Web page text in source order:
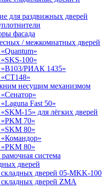
для раздвижных дверей
фасада
/ межкомнатных дверей
100»
«B103/РИАК 1435»
несущим механизмом
Fast 50»
15» для лёгких дверей
70»
80»
80»
система
дверей
дверей 05-MKK-100
дверей ZMA